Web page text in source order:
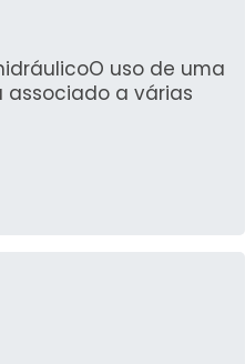
uso de uma
a várias